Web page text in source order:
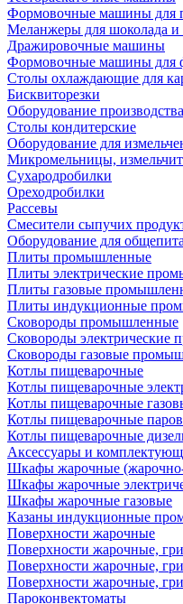
Формовочные машины для
Меланжеры для шоколада и
Дражировочные машины
Формовочные машины для
Столы охлаждающие для
Бисквиторезки
Оборудование
Столы кондитерские
Оборудование для
Микромельницы,
Сухародробилки
Ореходробилки
Рассевы
Смесители сыпучих
Оборудование для общепита
Плиты промышленные
Плиты электрические
Плиты газовые
Плиты индукционные
Сковороды промышленные
Сковороды электрические
Сковороды газовые
Котлы пищеварочные
Котлы пищеварочные
Котлы пищеварочные
Котлы пищеварочные
Котлы пищеварочные
Аксессуары и
Шкафы жарочные
Шкафы жарочные
Шкафы жарочные газовые
Казаны индукционные
Поверхности жарочные
Поверхности жарочные,
Поверхности жарочные,
Поверхности жарочные,
Пароконвектоматы